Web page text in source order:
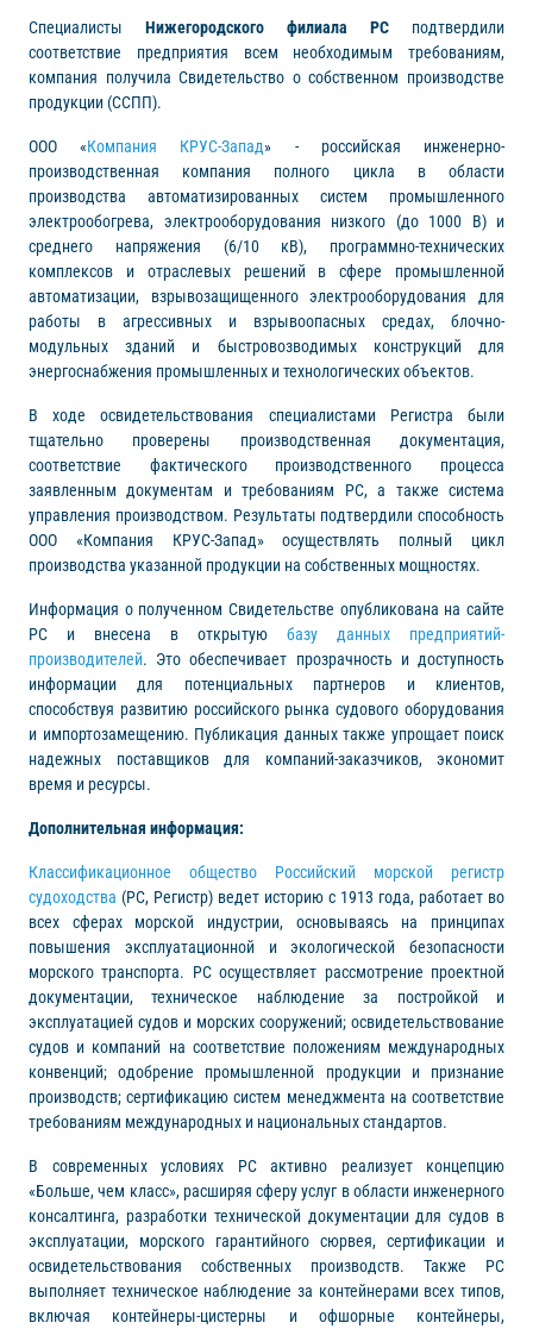
Специалисты Нижегородского филиала РС подтвердили
соответствие предприятия всем необходимым требованиям,
компания получила Свидетельство о собственном производстве
продукции (ССПП).
ООО «Компания КРУС-Запад» - российская инженерно-
производственная компания полного цикла в области
производства автоматизированных систем промышленного
электрообогрева, электрооборудования низкого (до 1000 В) и
среднего напряжения (6/10 кВ), программно-технических
комплексов и отраслевых решений в сфере промышленной
автоматизации, взрывозащищенного электрооборудования для
работы в агрессивных и взрывоопасных средах, блочно-
модульных зданий и быстровозводимых конструкций для
энергоснабжения промышленных и технологических объектов.
В ходе освидетельствования специалистами Регистра были
тщательно проверены производственная документация,
соответствие фактического производственного процесса
заявленным документам и требованиям РС, а также система
управления производством. Результаты подтвердили способность
ООО «Компания КРУС-Запад» осуществлять полный цикл
производства указанной продукции на собственных мощностях.
Информация о полученном Свидетельстве опубликована на сайте
РС и внесена в открытую базу данных предприятий-
производителей. Это обеспечивает прозрачность и доступность
информации для потенциальных партнеров и клиентов,
способствуя развитию российского рынка судового оборудования
и импортозамещению. Публикация данных также упрощает поиск
надежных поставщиков для компаний-заказчиков, экономит
время и ресурсы.
Дополнительная информация:
Классификационное общество Российский морской регистр
судоходства (РС, Регистр) ведет историю с 1913 года, работает во
всех сферах морской индустрии, основываясь на принципах
повышения эксплуатационной и экологической безопасности
морского транспорта. РС осуществляет рассмотрение проектной
документации, техническое наблюдение за постройкой и
эксплуатацией судов и морских сооружений; освидетельствование
судов и компаний на соответствие положениям международных
конвенций; одобрение промышленной продукции и признание
производств; сертификацию систем менеджмента на соответствие
требованиям международных и национальных стандартов.
В современных условиях РС активно реализует концепцию
«Больше, чем класс», расширяя сферу услуг в области инженерного
консалтинга, разработки технической документации для судов в
эксплуатации, морского гарантийного сюрвея, сертификации и
освидетельствования собственных производств. Также РС
выполняет техническое наблюдение за контейнерами всех типов,
включая контейнеры-цистерны и офшорные контейнеры,